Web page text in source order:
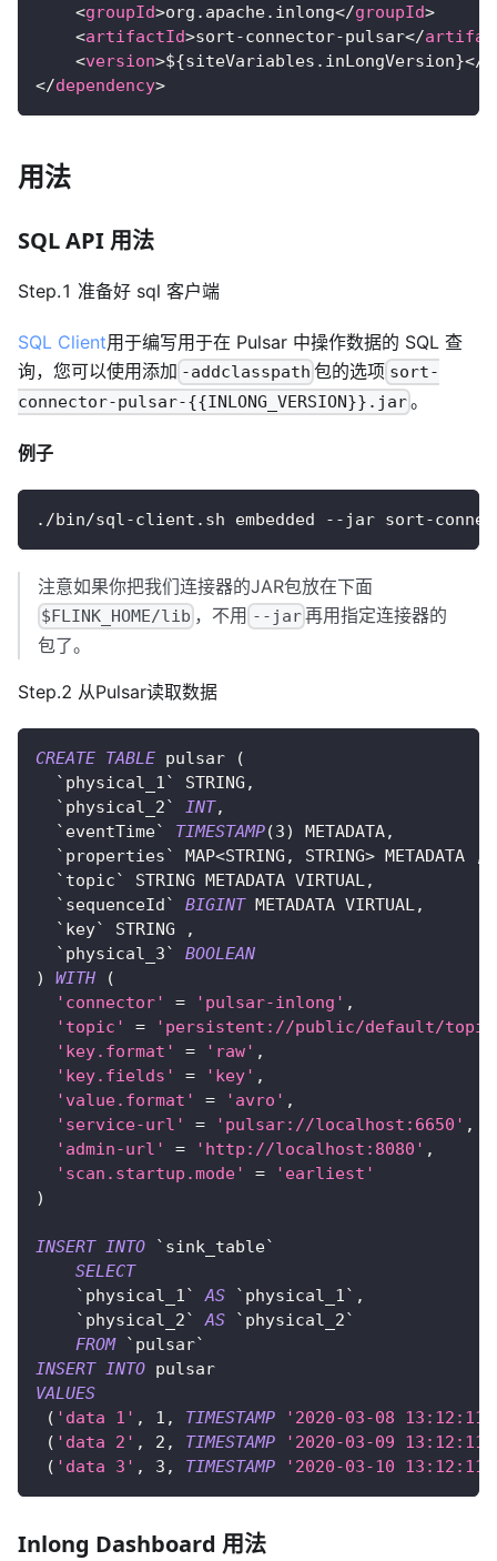
<groupId>org.apache.inlong</groupId>
<artifactId>sort-connector-pulsar</
<version>${siteVariables.inLongVersion}</
</dependency>
用法
SQL API 用法
Step.1 准备好 sql 客户端
SQL Client用于编写用于在 Pulsar 中操作数据的 SQL 查
询，您可以使用添加 -addclasspath 包的选项 sort-
connector-pulsar-{{INLONG_VERSION}}.jar。
例子
./bin/sql-client.sh embedded --jar sort-
注意如果你把我们连接器的JAR包放在下面
$FLINK_HOME/lib ，不用 --jar再用指定连接器的
包了。
Step.2 从Pulsar读取数据
CREATE TABLE pulsar
(
` physical_1` STRING ,
` physical_2` INT,
` eventTime` TIMESTAMP(3) METADATA,
` properties` MAP<STRING , STRING> METADATA
,
` topic` STRING METADATA VIRTUAL,
` sequenceId` BIGINT METADATA VIRTUAL,
` key` STRING
,
` physical_3`
BOOLEAN
)
WITH
(
'connector'
= 'pulsar-inlong' ,
'topic'
=
'persistent://public/default/
'key.format'
= 'raw' ,
'key.fields'
= 'key' ,
'value.format'
= 'avro' ,
'service-url'
= 'pulsar://localhost:6650' ,
'admin-url'
= 'http://localhost:8080' ,
'scan.startup.mode'
=
'earliest'
)
INSERT INTO ` sink_table`
SELECT
` physical_1` AS ` physical_1` ,
` physical_2` AS ` physical_2`
FROM
` pulsar`
INSERT INTO pulsar
VALUES
( 'data 1' , 1 , TIMESTAMP
'2020-03-08
( 'data 2' , 2 , TIMESTAMP
'2020-03-09
( 'data 3' , 3 , TIMESTAMP '2020-03-10
Inlong Dashboard 用法